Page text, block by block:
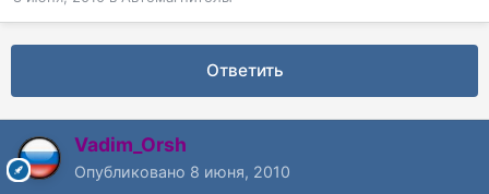
Ответить
Vadim_Orsh
Опубликовано 8 июня, 2010